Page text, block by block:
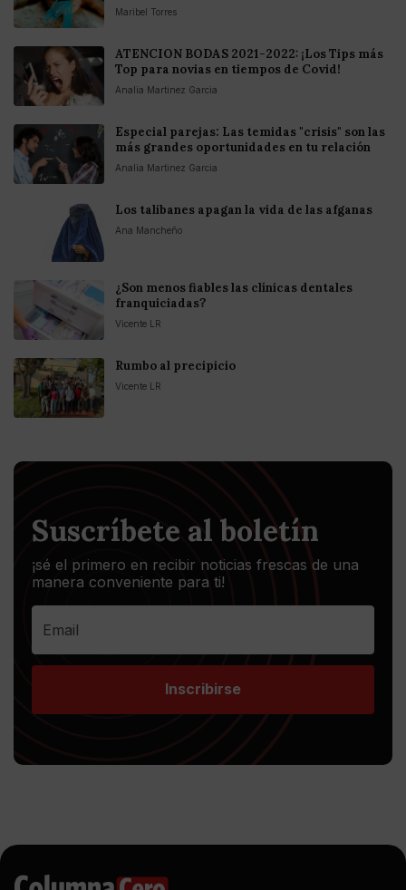
Maribel Torres
ATENCION BODAS 2021-2022: ¡Los Tips más
Top para novias en tiempos de Covid!
Analia Martinez Garcia
Especial parejas: Las temidas "crisis" son las
más grandes oportunidades en tu relación
Analia Martinez Garcia
Los talibanes apagan la vida de las afganas
Ana Mancheño
¿Son menos fiables las clínicas dentales
franquiciadas?
Vicente LR
Rumbo al precipicio
Vicente LR
Suscríbete al boletín
¡sé el primero en recibir noticias frescas de una
manera conveniente para ti!
Inscribirse